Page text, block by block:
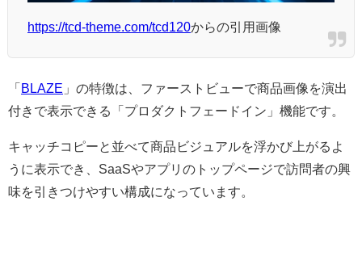
https://tcd-theme.com/tcd120からの引用画像
「 BLAZE 」の特徴は、ファーストビューで商品画像を演出
付きで表示できる「プロダクトフェードイン」機能です。
キャッチコピーと並べて商品ビジュアルを浮かび上がるよ
うに表示でき、SaaSやアプリのトップページで訪問者の興
味を引きつけやすい構成になっています。